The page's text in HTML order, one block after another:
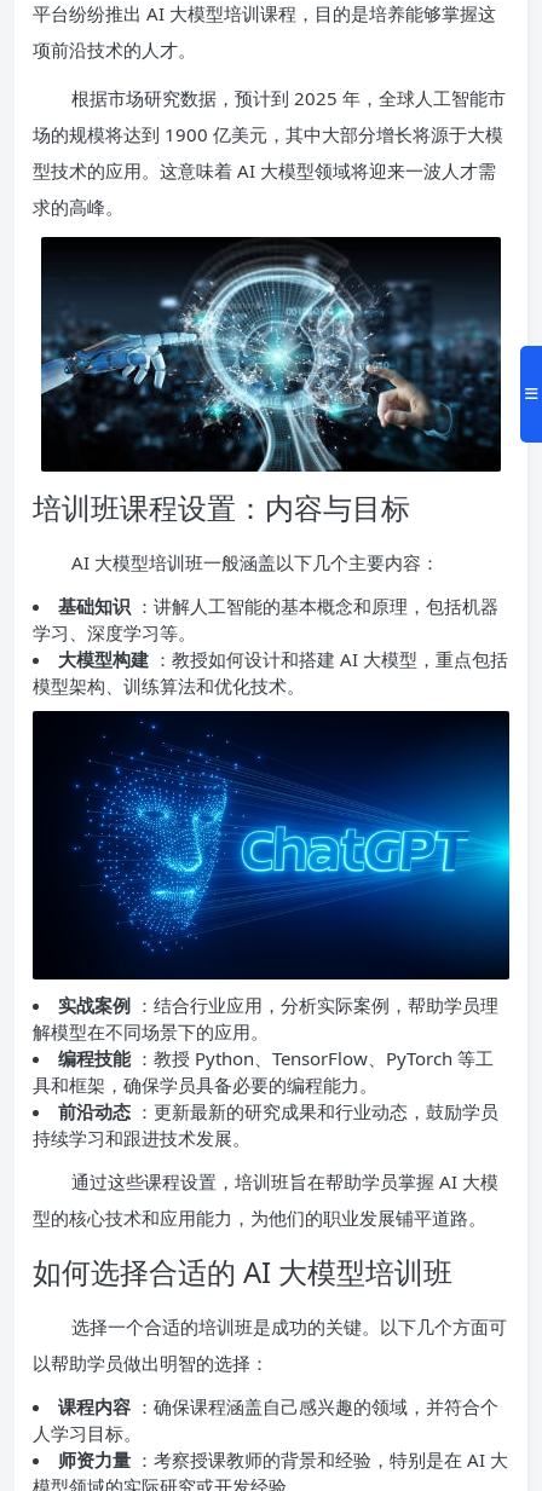
平台纷纷推出 AI 大模型培训课程，目的是培养能够掌握这
项前沿技术的人才。
根据市场研究数据，预计到 2025 年，全球人工智能市
场的规模将达到 1900 亿美元，其中大部分增长将源于大模
型技术的应用。这意味着 AI 大模型领域将迎来一波人才需
求的高峰。
培训班课程设置：内容与目标
AI 大模型培训班一般涵盖以下几个主要内容：
基础知识 ：讲解人工智能的基本概念和原理，包括机器
学习、深度学习等。
大模型构建 ：教授如何设计和搭建 AI 大模型，重点包括
模型架构、训练算法和优化技术。
实战案例 ：结合行业应用，分析实际案例，帮助学员理
解模型在不同场景下的应用。
编程技能 ：教授 Python、TensorFlow、PyTorch 等工
具和框架，确保学员具备必要的编程能力。
前沿动态 ：更新最新的研究成果和行业动态，鼓励学员
持续学习和跟进技术发展。
通过这些课程设置，培训班旨在帮助学员掌握 AI 大模
型的核心技术和应用能力，为他们的职业发展铺平道路。
如何选择合适的 AI 大模型培训班
选择一个合适的培训班是成功的关键。以下几个方面可
以帮助学员做出明智的选择：
课程内容 ：确保课程涵盖自己感兴趣的领域，并符合个
人学习目标。
师资力量 ：考察授课教师的背景和经验，特别是在 AI 大
模型领域的实际研究或开发经验。